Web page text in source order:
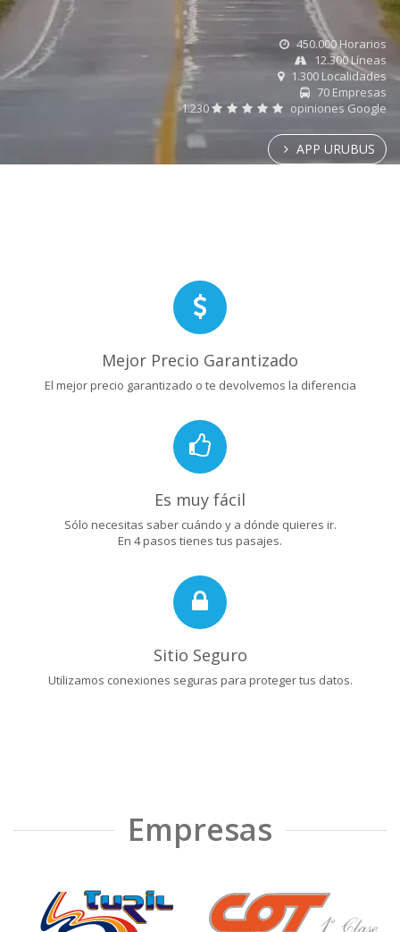
450.000 Horarios
12.300 Líneas
1.300 Localidades
70 Empresas
1.230
opiniones Google
APP URUBUS
Mejor Precio Garantizado
El mejor precio garantizado o te devolvemos la diferencia
Es muy fácil
Sólo necesitas saber cuándo y a dónde quieres ir.
En 4 pasos tienes tus pasajes.
Sitio Seguro
Utilizamos conexiones seguras para proteger tus datos.
Empresas
❮ ❯